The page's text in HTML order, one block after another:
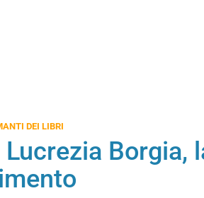
DEI LIBRI
Lucrezia Borgia,